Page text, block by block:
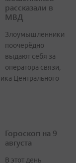
рассказали в
МВД
Злоумышленники
поочерёдно
выдают себя за
оператора связи,
Центрального
Гороскоп на 9
августа
В этот день